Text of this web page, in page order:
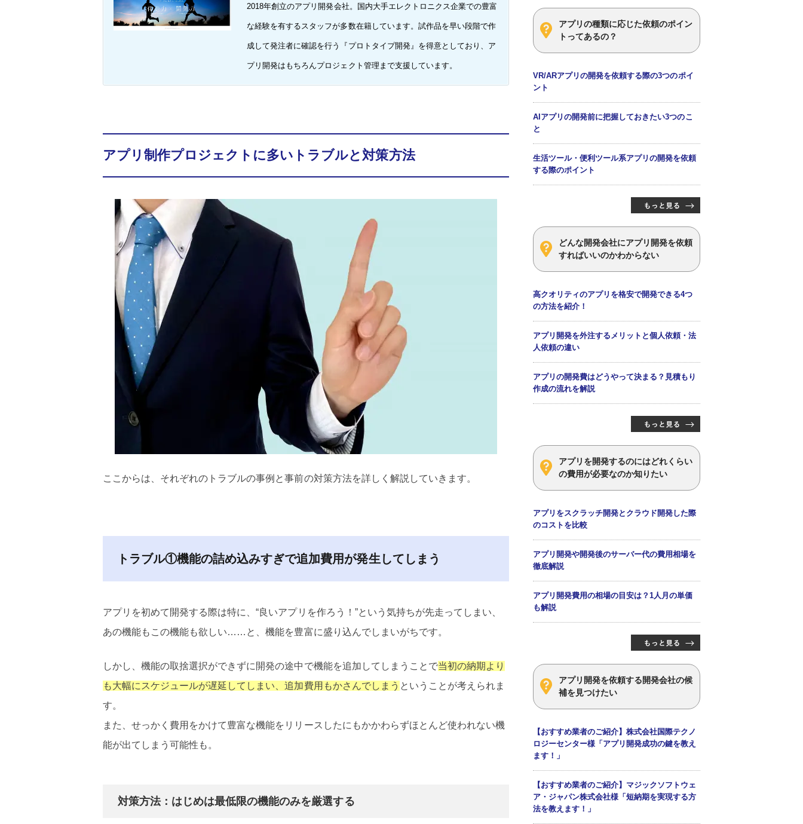
2018年創立のアプリ開発会社。国内大手エレクトロニクス企業での豊富
な経験を有するスタッフが多数在籍しています。試作品を早い段階で作
成して発注者に確認を行う『プロトタイプ開発』を得意としており、ア
プリ開発はもちろんプロジェクト管理まで支援しています。
アプリ制作プロジェクトに多いトラブルと対策方法
ここからは、それぞれのトラブルの事例と事前の対策方法を詳しく解説していきます。
トラブル①機能の詰め込みすぎで追加費用が発生してしまう
アプリを初めて開発する際は特に、“良いアプリを作ろう！”という気持ちが先走ってしまい、
あの機能もこの機能も欲しい……と、機能を豊富に盛り込んでしまいがちです。
しかし、機能の取捨選択ができずに開発の途中で機能を追加してしまうことで当初の納期より
も大幅にスケジュールが遅延してしまい、追加費用もかさんでしまう ということが考えられま
す。
また、せっかく費用をかけて豊富な機能をリリースしたにもかかわらずほとんど使われない機
能が出てしまう可能性も。
対策方法：はじめは最低限の機能のみを厳選する
アプリの種類に応じた依頼のポイン
トってあるの？
VR/ARアプリの開発を依頼する際の3つのポイ
ント
AIアプリの開発前に把握しておきたい3つのこ
と
生活ツール・便利ツール系アプリの開発を依頼
する際のポイント
どんな開発会社にアプリ開発を依頼
すればいいのかわからない
高クオリティのアプリを格安で開発できる4つ
の方法を紹介！
アプリ開発を外注するメリットと個人依頼・法
人依頼の違い
アプリの開発費はどうやって決まる？見積もり
作成の流れを解説
アプリを開発するのにはどれくらい
の費用が必要なのか知りたい
アプリをスクラッチ開発とクラウド開発した際
のコストを比較
アプリ開発や開発後のサーバー代の費用相場を
徹底解説
アプリ開発費用の相場の目安は？1人月の単価
も解説
アプリ開発を依頼する開発会社の候
補を見つけたい
【おすすめ業者のご紹介】株式会社国際テクノ
ロジーセンター様「アプリ開発成功の鍵を教え
ます！」
【おすすめ業者のご紹介】マジックソフトウェ
ア・ジャパン株式会社様「短納期を実現する方
法を教えます！」